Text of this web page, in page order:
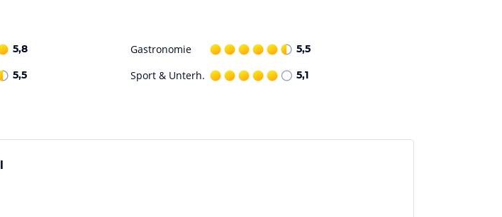
5,8 Gastronomie 5,5
5,5 Sport & Unterh. 5,1